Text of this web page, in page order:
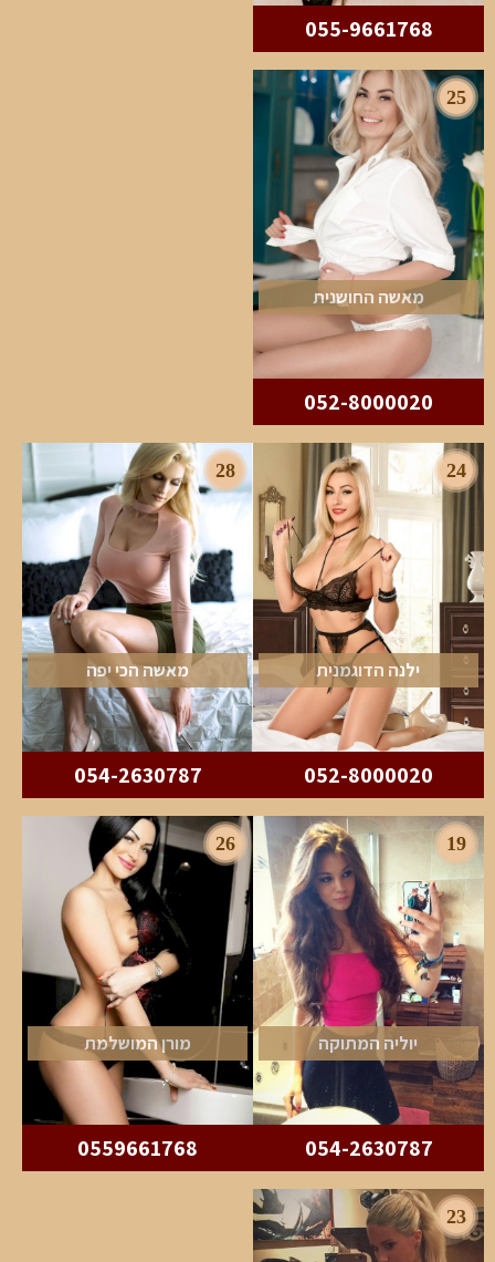
055-9661768
25
מאשה החושנית
052-8000020
24
ילנה הדוגמנית
052-8000020
28
מאשה הכי יפה
054-2630787
19
יוליה המתוקה
054-2630787
26
מורן המושלמת
0559661768
23